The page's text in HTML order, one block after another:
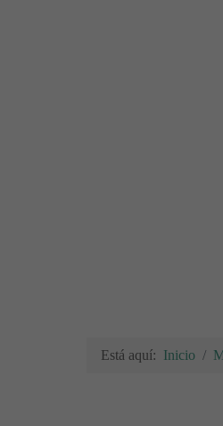
Está aquí: Inicio